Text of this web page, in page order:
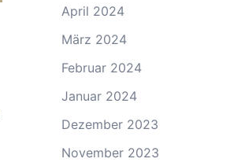
April 2024
März 2024
Februar 2024
Januar 2024
Dezember 2023
November 2023